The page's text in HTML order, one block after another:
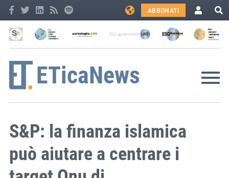
ABBONATI
S&P: la finanza islamica
può aiutare a centrare i